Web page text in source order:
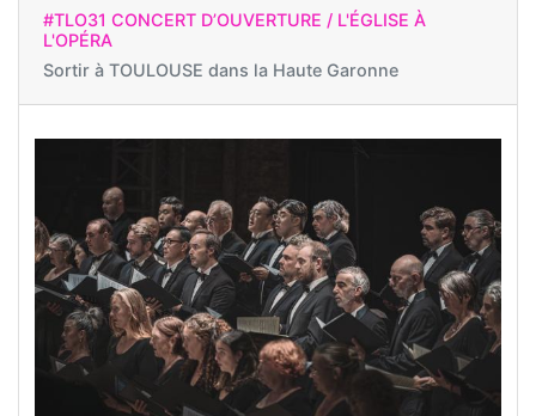
#TLO31 CONCERT D’OUVERTURE / L'ÉGLISE À
L'OPÉRA
Sortir à TOULOUSE dans la Haute Garonne